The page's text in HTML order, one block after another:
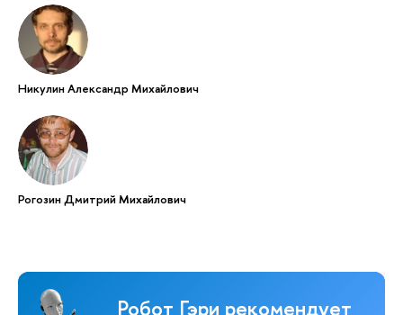
Никулин Александр Михайлович
Рогозин Дмитрий Михайлович
Робот Гэри рекомендует